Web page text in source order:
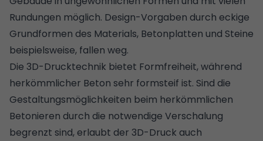
Rundungen möglich. Design-Vorgaben durch eckige
Grundformen des Materials, Betonplatten und Steine
beispielsweise, fallen weg.
Die 3D-Drucktechnik bietet Formfreiheit, während
herkömmlicher Beton sehr formsteif ist. Sind die
Gestaltungsmöglichkeiten beim herkömmlichen
Betonieren durch die notwendige Verschalung
begrenzt sind, erlaubt der 3D-Druck auch